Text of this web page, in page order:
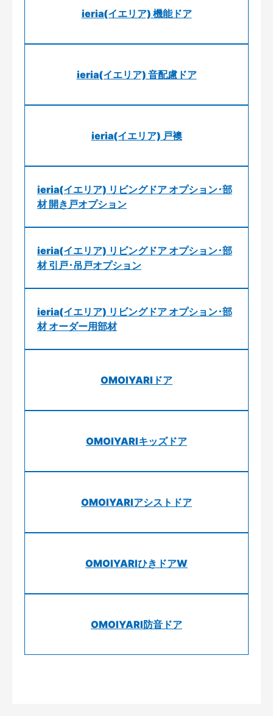
ieria(イエリア) 機能ドア
ieria(イエリア) 音配慮ドア
ieria(イエリア) 戸襖
ieria(イエリア) リビングドア オプション･部
材 開き戸オプション
ieria(イエリア) リビングドア オプション･部
材 引戸･吊戸オプション
ieria(イエリア) リビングドア オプション･部
材 オーダー用部材
OMOIYARIドア
OMOIYARIキッズドア
OMOIYARIアシストドア
OMOIYARIひきドアW
OMOIYARI防音ドア